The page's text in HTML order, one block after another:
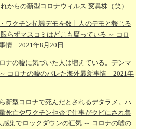
からの新型コロナウィルス 変異株（笑）
ワクチン抗議デモを数十人のデモと報じる
らずマスコミはどこも腐っている ～ コロ
情 2021年8月20日
ナの嘘に気づいた人は増えている。デンマ
コロナの嘘のバレた海外最新事情 2021年
新型コロナで死んだとされるデタラメ。ハ
死亡やワクチン拒否で仕事がクビにされ集
感染でロックダウンの狂気 ～ コロナの嘘の